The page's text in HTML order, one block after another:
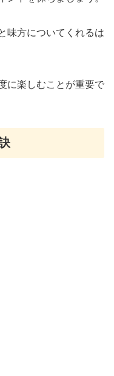
味方についてくれるは
に楽しむことが重要で